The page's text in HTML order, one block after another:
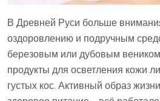
В Древней Руси больше
оздоровлению и подручным
березовым или дубовым
продукты для осветления кожи
густых кос. Активный образ